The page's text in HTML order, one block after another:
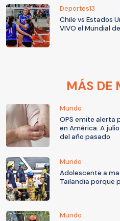
Deportes13
Chile vs Estados
VIVO el Mundial
MÁS DE
Mundo
OPS emite alerta
en América: A
del año pasado
Mundo
Adolescente a
Tailandia porque
Mundo